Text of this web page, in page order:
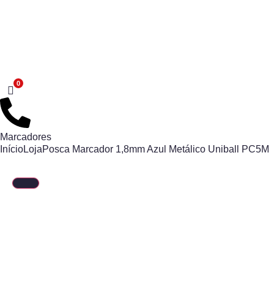
Marcadores
InícioLojaPosca Marcador 1,8mm Azul Metálico Uniball PC5M